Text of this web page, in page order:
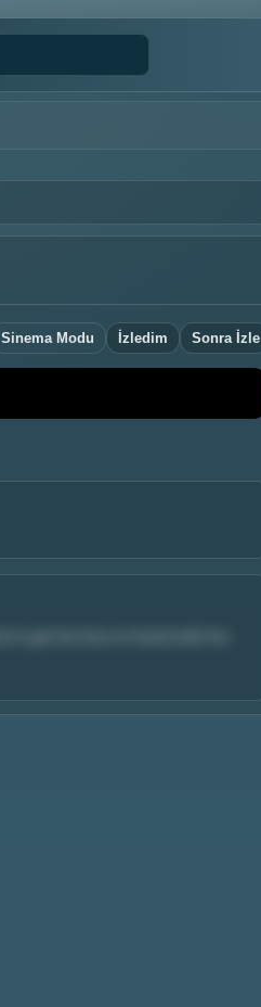
Sinema Modu İzledim Sonra İzle